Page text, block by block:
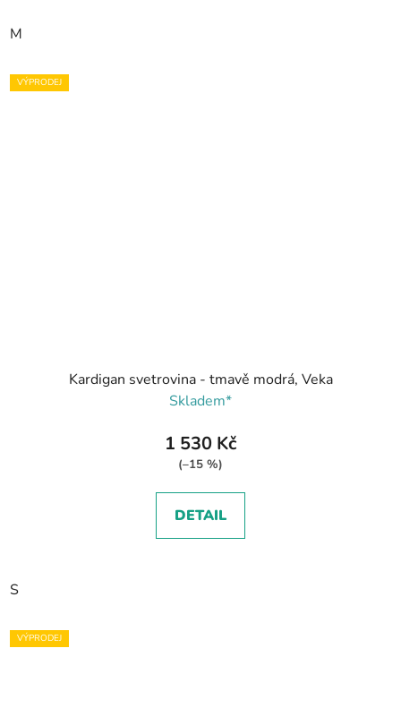
M
VÝPRODEJ
Kardigan svetrovina - tmavě modrá, Veka
Skladem*
1 530 Kč
(–15 %)
DETAIL
S
VÝPRODEJ